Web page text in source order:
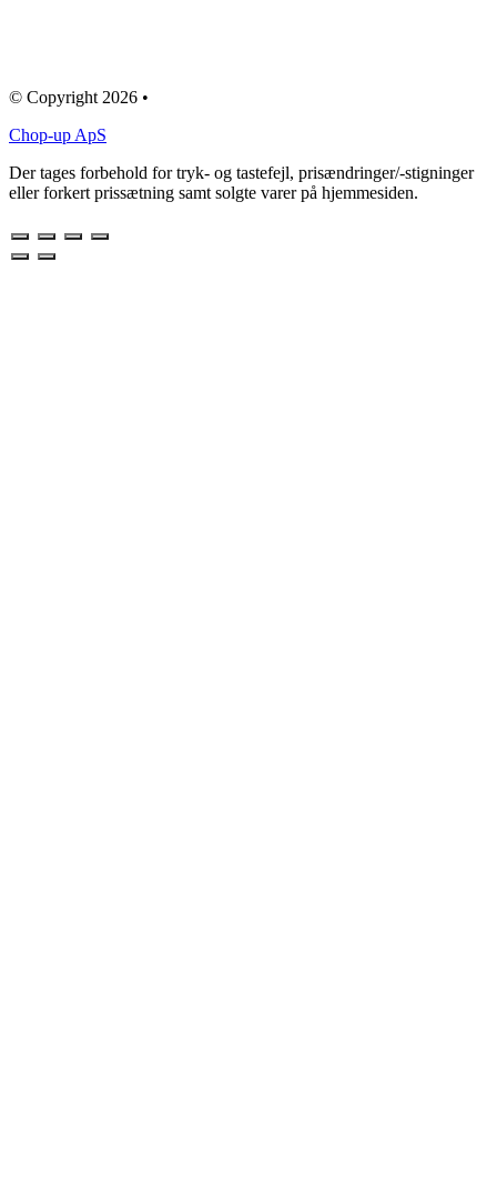
© Copyright 2026 •
Chop-up ApS
Der tages forbehold for tryk- og tastefejl, prisændringer/-stigninger
eller forkert prissætning samt solgte varer på hjemmesiden.